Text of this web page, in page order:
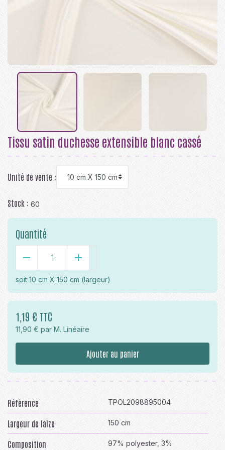
Tissu satin duchesse extensible blanc cassé
Unité de vente :
Stock : 60
Quantité
- +
soit 10 cm X 150 cm (largeur)
1,19 € TTC
11,90 € par M. Linéaire
Ajouter au panier
Référence TPOL2098895004
Largeur de laize 150 cm
Composition
97% polyester, 3%